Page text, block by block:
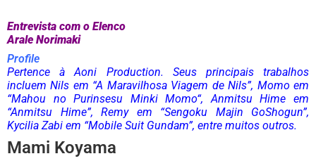
Entrevista com o Elenco
Arale Norimaki
Profile
Pertence à Aoni Production. Seus principais trabalhos
incluem Nils em “A Maravilhosa Viagem de Nils”, Momo em
“Mahou no Purinsesu Minki Momo“, Anmitsu Hime em
“Anmitsu Hime”, Remy em “Sengoku Majin GoShogun”,
Kycilia Zabi em “Mobile Suit Gundam”, entre muitos outros.
Mami Koyama